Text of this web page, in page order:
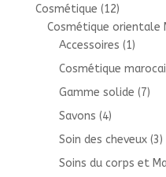
Cosmétique (12)
Cosmétique orientale
Accessoires (1)
Cosmétique
Gamme solide (7)
Savons (4)
Soin des cheveux (3)
Soins du corps et